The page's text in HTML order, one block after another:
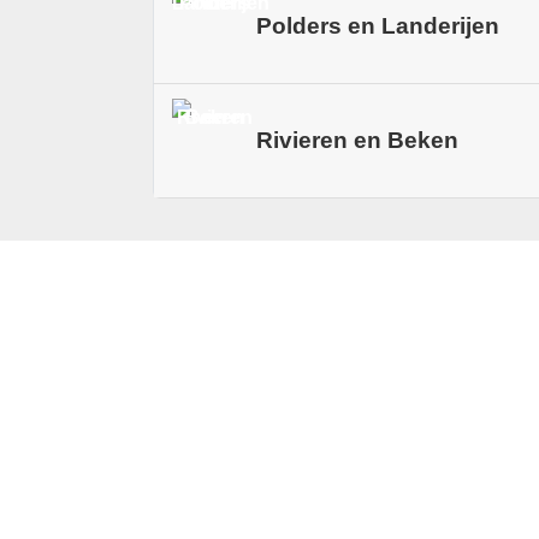
steeds anders laten ogen. Bij
Polders en Landerijen
Het Reiderland voelt groots en
Boerderijen, erven en dijken
Rivieren en Beken